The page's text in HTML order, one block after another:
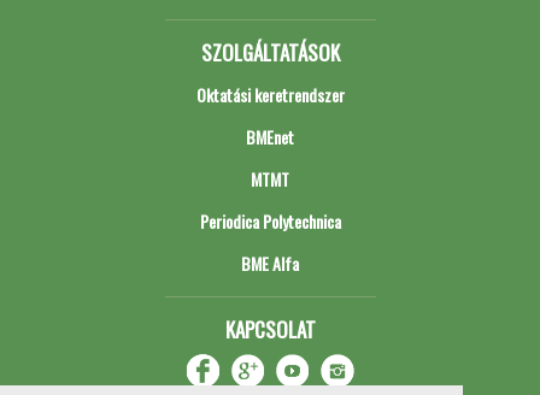
SZOLGÁLTATÁSOK
Oktatási keretrendszer
BMEnet
MTMT
Periodica Polytechnica
BME Alfa
KAPCSOLAT